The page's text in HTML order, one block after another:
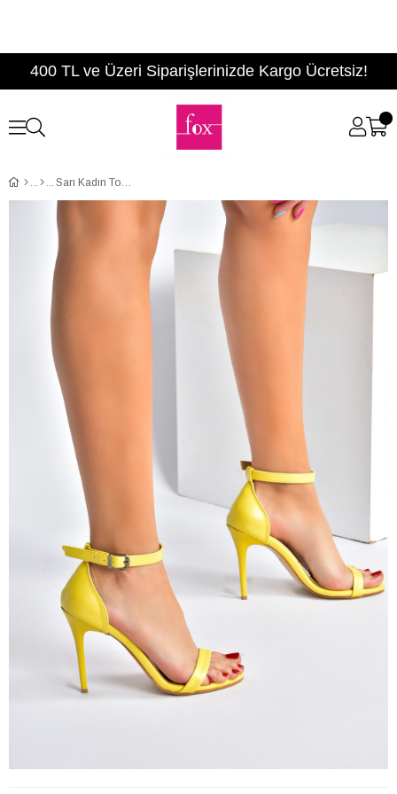
400 TL ve Üzeri Siparişlerinizde Kargo Ücretsiz!
Sarı Kadın Topuklu Ayakkabı B922112609